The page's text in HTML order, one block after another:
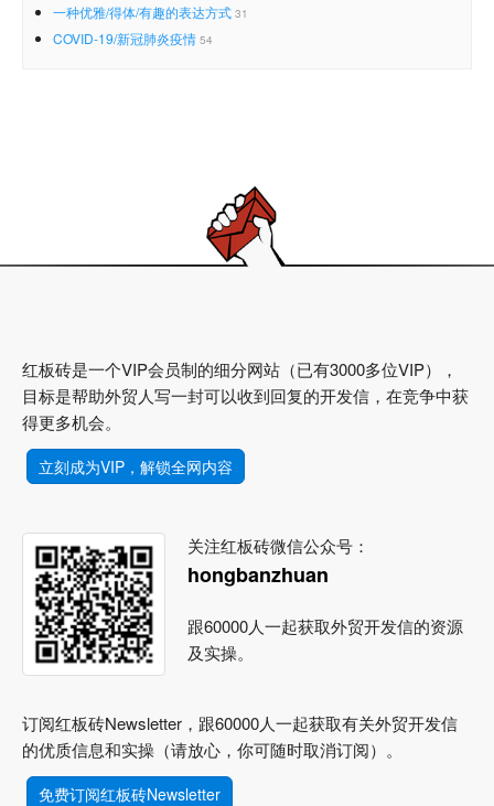
一种优雅/得体/有趣的表达方式 31
COVID-19/新冠肺炎疫情 54
红板砖是一个VIP会员制的细分网站（已有3000多位VIP），
目标是帮助外贸人写一封可以收到回复的开发信，在竞争中获
得更多机会。
立刻成为VIP，解锁全网内容
关注红板砖微信公众号：
hongbanzhuan
跟60000人一起获取外贸开发信的资源
及实操。
订阅红板砖Newsletter，跟60000人一起获取有关外贸开发信
的优质信息和实操（请放心，你可随时取消订阅）。
免费订阅红板砖Newsletter